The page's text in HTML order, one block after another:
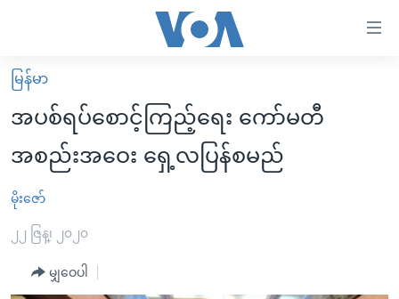
လွယ်ကူ
စေ
များ
ပင်မ
မူလစာမျက်နှာ
မြန်မာ
ကမ္ဘာ့သတင်းများ
နိုင်ငံတကာ
အမေရိကန်
အစ္စရေး-ပါလက်စတိုင်း
ဗွီဒီယို
သတင်းလွတ်လပ်ခွင့်
အင်္ဂလိပ်စာလေ့လာမယ်
မြန်မာ
အပစ်ရပ်စောင့်ကြည့်ရေး ကော်မတီ
အစည်းအဝေး ရှေ့လပြန်စမည်
မိုးဇော်
၂၂ ဇြန္၊ ၂၀၂၀
မျှဝေပါ